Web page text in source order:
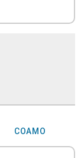
COAMO